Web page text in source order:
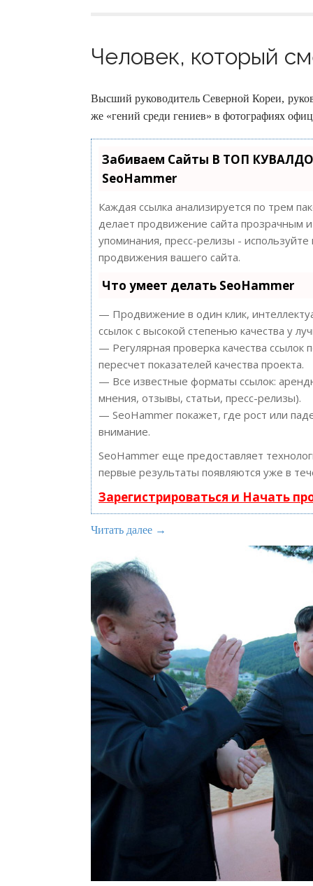
Человек, который
Высший руководитель Северной Кореи,
же «гений среди гениев» в фотографиях
Забиваем Сайты В ТОП
SeoHammer
Каждая ссылка анализируется по трем
делает продвижение сайта прозрачным
упоминания, пресс-релизы -
продвижения вашего сайта.
Что умеет делать SeoHammer
— Продвижение в один клик,
ссылок с высокой степенью качества у
— Регулярная проверка качества
пересчет показателей качества проекта.
— Все известные форматы ссылок:
мнения, отзывы, статьи, пресс-релизы).
— SeoHammer покажет, где рост или
внимание.
SeoHammer еще предоставляет
первые результаты появляются уже в
Зарегистрироваться и Начать
Читать далее →